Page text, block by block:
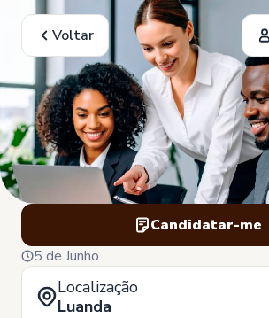
Voltar
Candidatar-me
5 de Junho
Localização
Luanda